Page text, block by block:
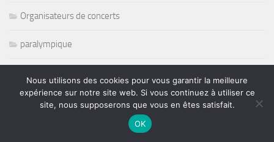
Organisateurs de concerts
paralympique
Pete Levin
Nous utilisons des cookies pour vous garantir la meilleure
expérience sur notre site web. Si vous continuez à utiliser ce
site, nous supposerons que vous en êtes satisfait.
OK